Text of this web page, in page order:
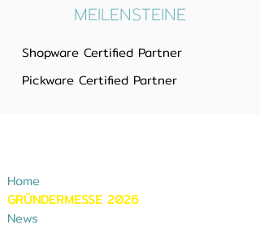
MEILENSTEINE
Shopware Certified Partner
Pickware Certified Partner
Home
GRÜNDERMESSE 2026
News